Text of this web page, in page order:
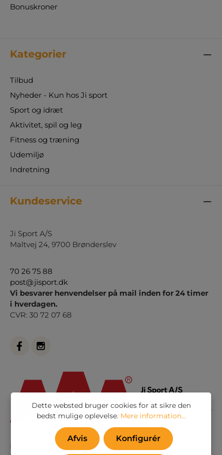
Bonuskroner
Kategorier
Tilbud
Nyheder - Kun hos Ji sport
Sport og idræt
Aktivitet, spil og leg
Fitness og træning
Udemiljø
Indretning
Kundeservice
Ji Sport A/S
Maltvej 24, 9700 Brønderslev
70 26 75 88
post@jisport.dk
Vi besvarer henvendelser på mail inden for 24 timer
i hverdagen.
CVR: 30 72 07 68
Eller via vores kontaktformular
. Vi besvarer alle
Dette websted bruger cookies for at sikre den
bedst mulige oplevelse. Mere information...
Afvis Konfigurér